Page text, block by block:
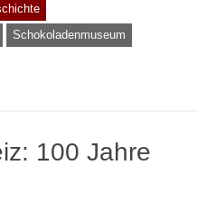
Schokoladenmuseum
100 Jahre